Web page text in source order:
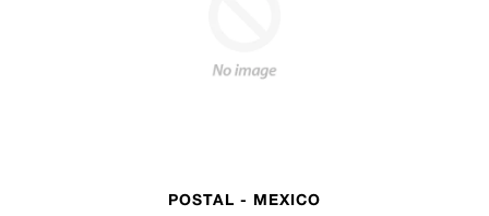
POSTAL - MEXICO